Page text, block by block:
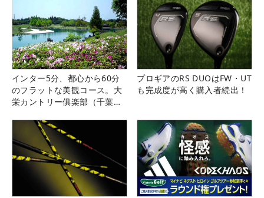
インター5分、都心から60分
のフラットな美観コース。大
栄カントリー俱楽部（千葉
プロギアのRS DUOはFW・UT
も完成度が高く購入者続出！